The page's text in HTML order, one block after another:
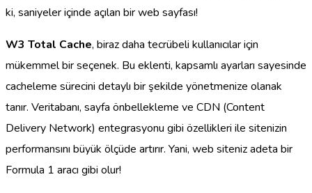
ki, saniyeler içinde açılan bir web sayfası!
W3 Total Cache, biraz daha tecrübeli kullanıcılar için
mükemmel bir seçenek. Bu eklenti, kapsamlı ayarları sayesinde
cacheleme sürecini detaylı bir şekilde yönetmenize olanak
tanır. Veritabanı, sayfa önbellekleme ve CDN (Content
Delivery Network) entegrasyonu gibi özellikleri ile sitenizin
performansını büyük ölçüde artırır. Yani, web siteniz adeta bir
Formula 1 aracı gibi olur!